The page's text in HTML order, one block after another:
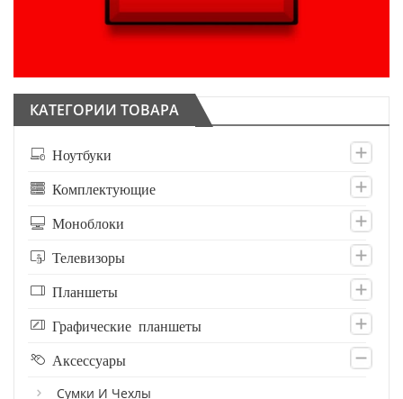
КАТЕГОРИИ ТОВАРА
Ноутбуки
Комплектующие
Моноблоки
Телевизоры
Планшеты
Графические планшеты
Аксессуары
Сумки И Чехлы